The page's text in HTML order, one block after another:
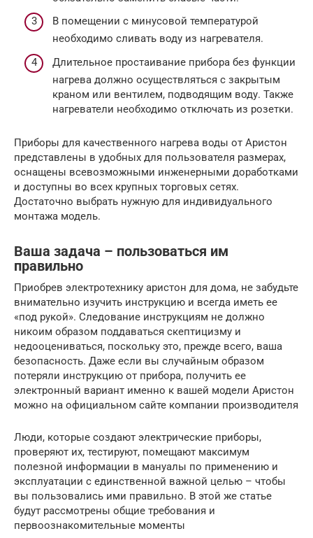
В помещении с минусовой температурой
необходимо сливать воду из нагревателя.
Длительное простаивание прибора без функции
нагрева должно осуществляться с закрытым
краном или вентилем, подводящим воду. Также
нагреватели необходимо отключать из розетки.
Приборы для качественного нагрева воды от Аристон
представлены в удобных для пользователя размерах,
оснащены всевозможными инженерными доработками
и доступны во всех крупных торговых сетях.
Достаточно выбрать нужную для индивидуального
монтажа модель.
Ваша задача – пользоваться им
правильно
Приобрев электротехнику аристон для дома, не забудьте
внимательно изучить инструкцию и всегда иметь ее
«под рукой». Следование инструкциям не должно
никоим образом поддаваться скептицизму и
недооцениваться, поскольку это, прежде всего, ваша
безопасность. Даже если вы случайным образом
потеряли инструкцию от прибора, получить ее
электронный вариант именно к вашей модели Аристон
можно на официальном сайте компании производителя
Люди, которые создают электрические приборы,
проверяют их, тестируют, помещают максимум
полезной информации в мануалы по применению и
эксплуатации с единственной важной целью – чтобы
вы пользовались ими правильно. В этой же статье
будут рассмотрены общие требования и
первоознакомительные моменты